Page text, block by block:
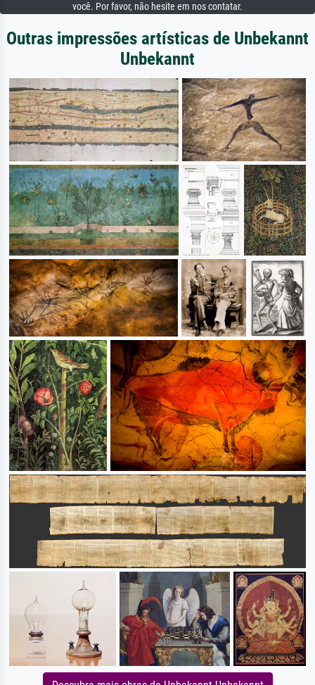
você. Por favor, não hesite em nos contatar.
Outras impressões artísticas de Unbekannt
Unbekannt